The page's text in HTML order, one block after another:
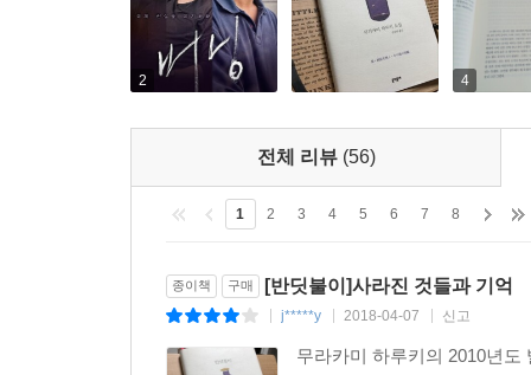
2 4
전체 리뷰 (56)
1 2 3 4 5 6 7 8
종이책 구매 [반딧불이]사라진 것들과 기억
j*****y 2018-04-07 신고
무라카미 하루키의 2010년